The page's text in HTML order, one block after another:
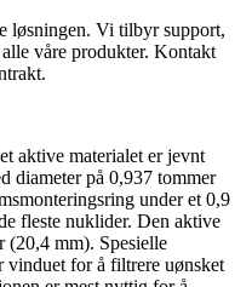
løsningen. Vi tilbyr support,
våre produkter. Kontakt
aktive materialet er jevnt
diameter på 0,937 tommer
under et 0,9
fleste nuklider. Den aktive
(20,4 mm). Spesielle
vinduet for å filtrere uønsket